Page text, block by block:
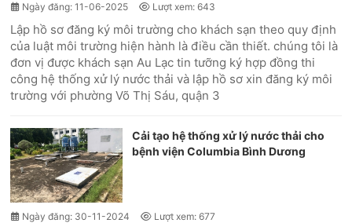
Ngày đăng: 11-06-2025 Lượt xem: 643
Lập hồ sơ đăng ký môi trường cho khách sạn theo quy định
của luật môi trường hiện hành là điều cần thiết. chúng tôi là
đơn vị được khách sạn Au Lạc tin tưỡng ký hợp đồng thi
công hệ thống xử lý nước thải và lập hồ sơ xin đăng ký môi
trường với phường Võ Thị Sáu, quận 3
Cải tạo hệ thống xử lý nước thải cho
bệnh viện Columbia Bình Dương
Ngày đăng: 30-11-2024 Lượt xem: 677